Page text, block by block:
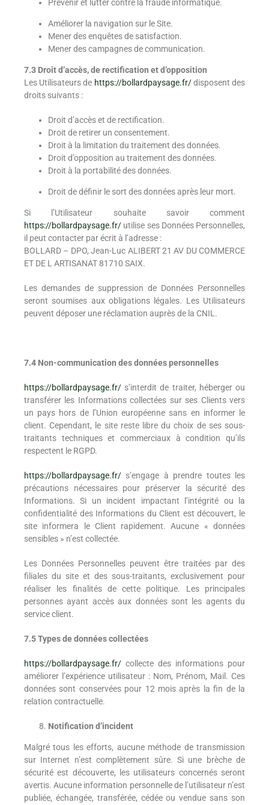
Prévenir et lutter contre la fraude informatique.
Améliorer la navigation sur le Site.
Mener des enquêtes de satisfaction.
Mener des campagnes de communication.
7.3 Droit d’accès, de rectification et d’opposition
Les Utilisateurs de https://bollardpaysage.fr/disposent des
droits suivants :
Droit d’accès et de rectification.
Droit de retirer un consentement.
Droit à la limitation du traitement des données.
Droit d’opposition au traitement des données.
Droit à la portabilité des données.
Droit de définir le sort des données après leur mort.
Si l’Utilisateur souhaite savoir comment
https://bollardpaysage.fr/ utilise ses Données Personnelles,
il peut contacter par écrit à l’adresse :
BOLLARD – DPO, Jean-Luc ALIBERT 21 AV DU COMMERCE
ET DE L ARTISANAT 81710 SAIX.
Les demandes de suppression de Données Personnelles
seront soumises aux obligations légales. Les Utilisateurs
peuvent déposer une réclamation auprès de la CNIL.
7.4 Non-communication des données personnelles
https://bollardpaysage.fr/ s’interdit de traiter, héberger ou
transférer les Informations collectées sur ses Clients vers
un pays hors de l’Union européenne sans en informer le
client. Cependant, le site reste libre du choix de ses sous-
traitants techniques et commerciaux à condition qu’ils
respectent le RGPD.
https://bollardpaysage.fr/ s’engage à prendre toutes les
précautions nécessaires pour préserver la sécurité des
Informations. Si un incident impactant l’intégrité ou la
confidentialité des Informations du Client est découvert, le
site informera le Client rapidement. Aucune « données
sensibles » n’est collectée.
Les Données Personnelles peuvent être traitées par des
filiales du site et des sous-traitants, exclusivement pour
réaliser les finalités de cette politique. Les principales
personnes ayant accès aux données sont les agents du
service client.
7.5 Types de données collectées
https://bollardpaysage.fr/ collecte des informations pour
améliorer l’expérience utilisateur : Nom, Prénom, Mail. Ces
données sont conservées pour 12 mois après la fin de la
relation contractuelle.
Notification d’incident
Malgré tous les efforts, aucune méthode de transmission
sur Internet n’est complètement sûre. Si une brèche de
sécurité est découverte, les utilisateurs concernés seront
avertis. Aucune information personnelle de l’utilisateur n’est
publiée, échangée, transférée, cédée ou vendue sans son